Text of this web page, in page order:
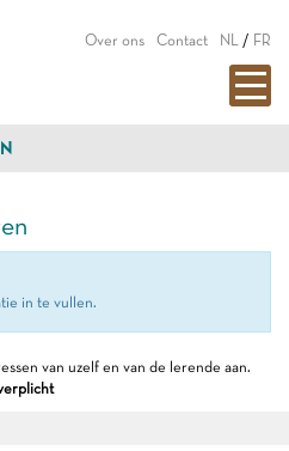
Over ons Contact NL / FR
in te vullen.
van uzelf en van de lerende aan.